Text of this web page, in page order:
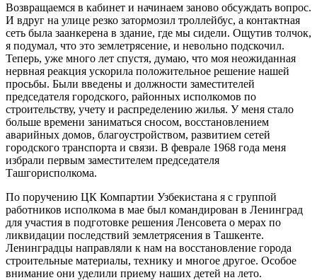
Возвращаемся в кабинет и начинаем заново обсуж­дать вопрос.
И вдруг на улице резко затормозил трол­лейбус, а контактная
сеть была заанкерена в здание, где мы сидели. Ощутив толчок,
я подумал, что это землетря­сение, и невольно подскочил.
Теперь, уже много лет спустя, думаю, что моя неожиданная
нервная реакция ускорила положительное решение нашей
просьбы. Были введены и должности заместителей
председателя город­ского, районных исполкомов по
строительству, учету и распределению жилья. У меня стало
больше времени заниматься сносом, восстановлением
аварийных домов, благоустройством, развитием сетей
городского транспор­та и связи. В феврале 1968 года меня
избрали первым заместителем председателя
Ташгорисполкома.
По поручению ЦК Компартии Узбекистана я с груп­пой
работников исполкома в мае был командирован в Ленинград
для участия в подготовке решения Ленсове­та о мерах по
ликвидации последствий землетрясения в Ташкенте.
Ленинградцы направляли к нам на восста­новление города
строительные материалы, технику и многое другое. Особое
внимание они уделили приему наших детей на лето.